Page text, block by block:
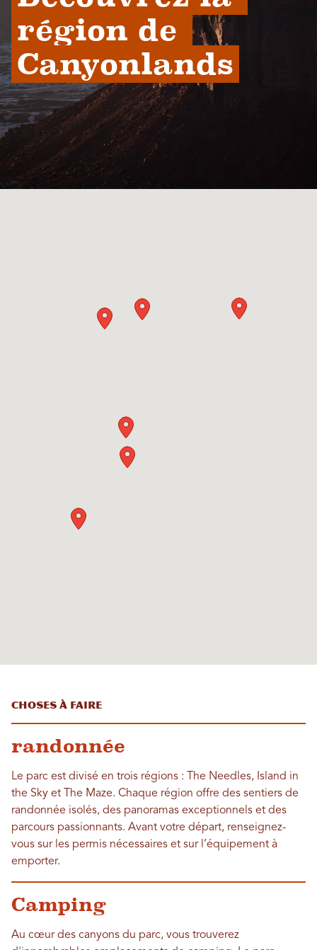
région de
Canyonlands
Choses à faire
randonnée
Le parc est divisé en trois régions : The Needles, Island in
the Sky et The Maze. Chaque région offre des sentiers de
randonnée isolés, des panoramas exceptionnels et des
parcours passionnants. Avant votre départ, renseignez-
vous sur les permis nécessaires et sur l’équipement à
emporter.
Camping
Au cœur des canyons du parc, vous trouverez